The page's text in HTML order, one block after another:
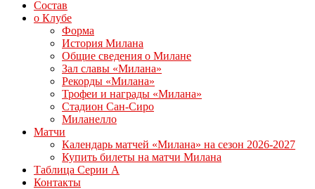
Состав
о Клубе
Форма
История Милана
Общие сведения о Милане
Зал славы «Милана»
Рекорды «Милана»
Трофеи и награды «Милана»
Стадион Сан-Сиро
Миланелло
Матчи
Календарь матчей «Милана» на сезон 2026-2027
Купить билеты на матчи Милана
Таблица Серии А
Контакты